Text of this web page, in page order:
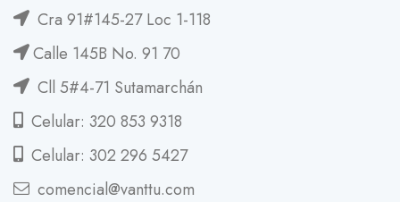
Cra 91#145-27 Loc 1-118
Calle 145B No. 91 70
Cll 5#4-71 Sutamarchán
Celular: 320 853 9318
Celular: 302 296 5427
comencial@vanttu.com